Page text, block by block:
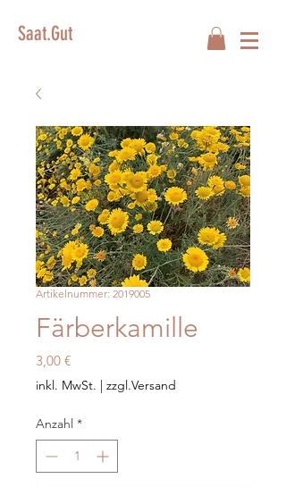
Saat.Gut
Artikelnummer: 2019005
Färberkamille
3,00 €Preis
inkl. MwSt. | zzgl.Versand
Anzahl *